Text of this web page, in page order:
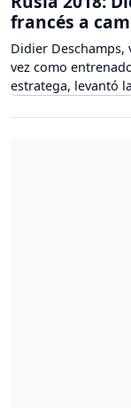
francés a
Didier Deschamps,
vez como
estratega, levantó